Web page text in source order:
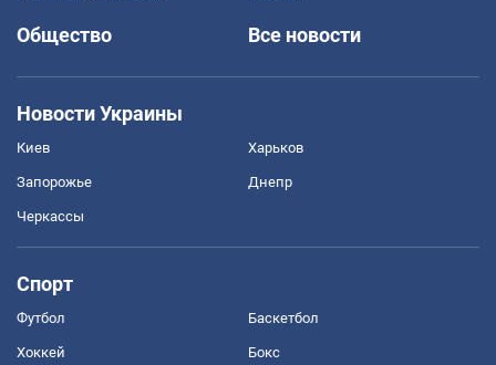
Общество
Все новости
Новости Украины
Киев Харьков
Запорожье Днепр
Черкассы
Спорт
Футбол Баскетбол
Хоккей Бокс